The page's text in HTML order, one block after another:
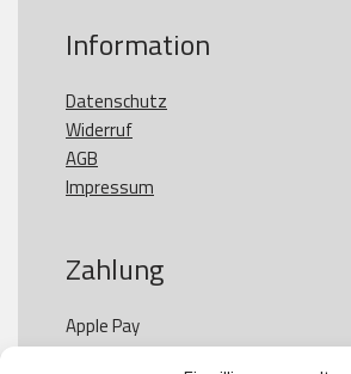
Information
Datenschutz
Widerruf
AGB
Impressum
Zahlung
Apple Pay
Paypal